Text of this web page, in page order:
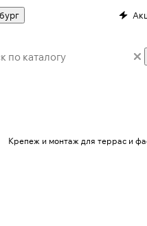
Крепеж и монтаж для террас и